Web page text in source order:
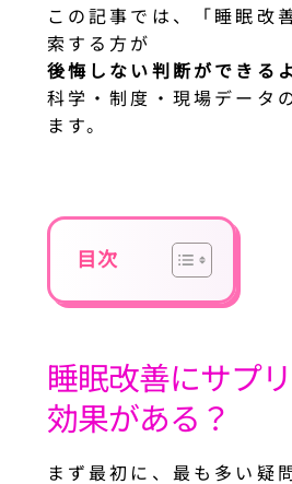
この記事では、「睡眠改
索する方が
後悔しない判断ができる
科学・制度・現場データ
ます。
目次
睡眠改善にサプ
効果がある？
まず最初に、最も多い疑